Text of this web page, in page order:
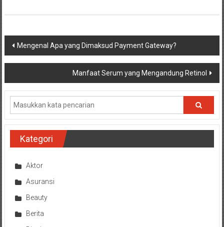
Navigasi
pos
Mengenal Apa yang Dimaksud Payment Gateway?
Manfaat Serum yang Mengandung Retinol
Kategori
Aktor
Asuransi
Beauty
Berita